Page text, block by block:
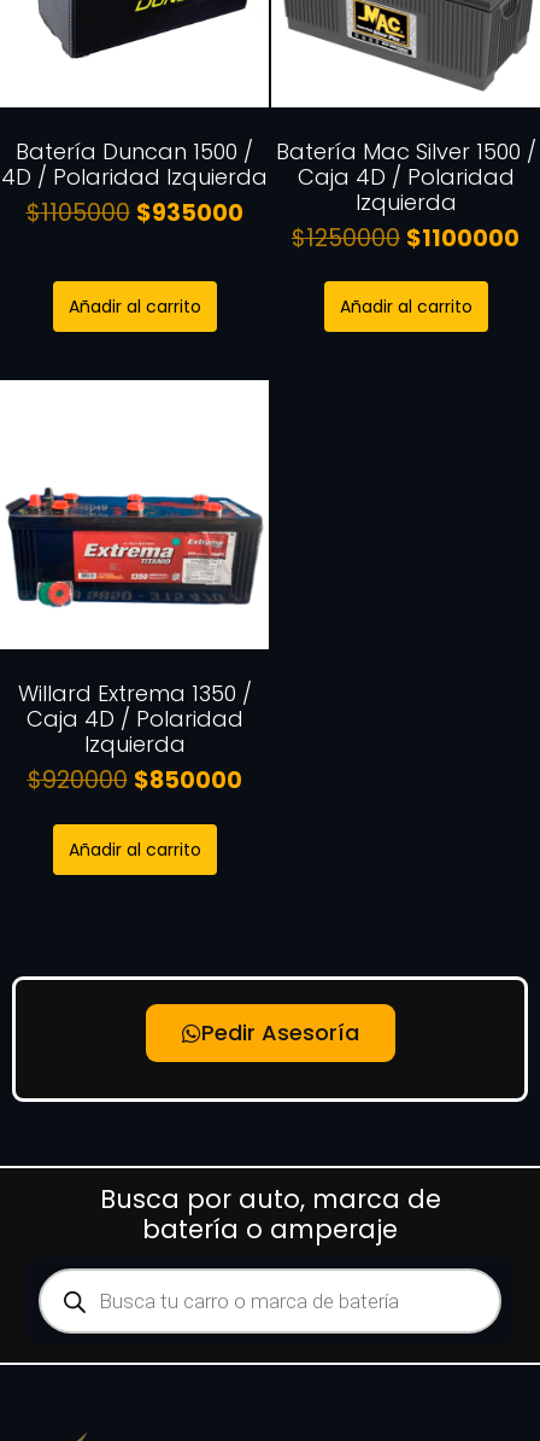
Batería Duncan 1500 /
4D / Polaridad Izquierda
$1105000 $935000
Añadir al carrito
Batería Mac Silver 1500 /
Caja 4D / Polaridad
Izquierda
$1250000 $1100000
Añadir al carrito
Willard Extrema 1350 /
Caja 4D / Polaridad
Izquierda
$920000 $850000
Añadir al carrito
Pedir Asesoría
Busca por auto, marca de
batería o amperaje